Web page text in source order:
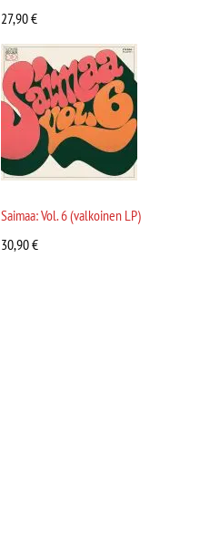
27,90€
Saimaa: Vol. 6 (valkoinen LP)
30,90€